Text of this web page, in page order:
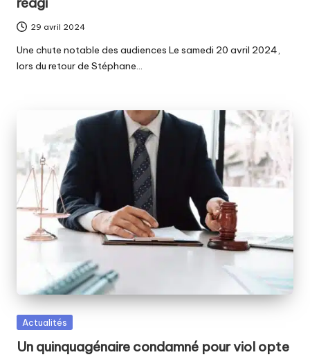
29 avril 2024
Une chute notable des audiences Le samedi 20 avril 2024,
lors du retour de Stéphane…
Posted
Actualités
Un quinquagénaire condamné pour viol opte